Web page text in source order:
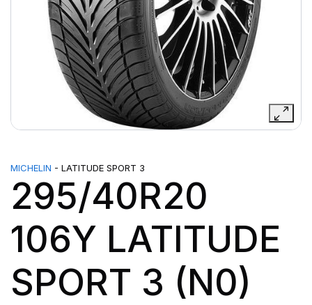
MICHELIN - LATITUDE SPORT 3
295/40R20
106Y LATITUDE
SPORT 3 (N0)